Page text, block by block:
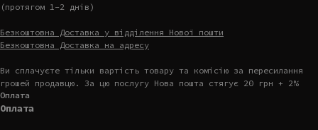
(протягом 1-2 днів)
Безкоштовна Доставка у відділення Нової пошти
Безкоштовна Доставка на адресу
Ви сплачуєте тільки вартість товару та комісію за пересилання
грошей продавцю. За цю послугу Нова пошта стягує 20 грн + 2%
Оплата
Оплата